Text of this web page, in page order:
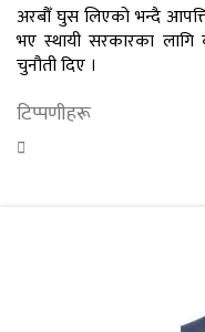
अरबौँ घुस लिएको भन्दै
भए स्थायी सरकारका लागि
चुनौती दिए ।
टिप्पणीहरू